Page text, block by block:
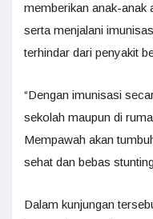
memberikan anak-anak
serta menjalani
terhindar dari penyakit
“Dengan imunisasi
sekolah maupun di
Mempawah akan
sehat dan bebas
Dalam kunjungan